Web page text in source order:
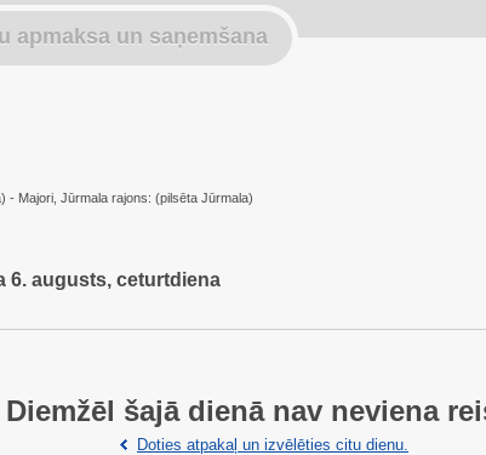
apmaksa un saņemšana
- Majori, Jūrmala rajons: (pilsēta Jūrmala)
6. augusts, ceturtdiena
Diemžēl šajā dienā nav neviena
Doties atpakaļ un izvēlēties citu dienu.